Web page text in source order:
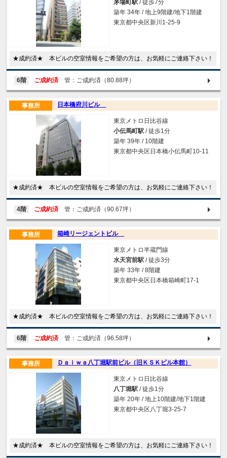
茅場町駅 / 徒歩7分
築年 34年 / 地上9階建/地下1階建
東京都中央区新川1-25-9
★成約済★ 本ビルの空室情報をご希望の方は、お気軽にご連絡下さい！
6階 ご成約済 管：ご成約済（80.88坪）
日本橋府川ビル
事務所
東京メトロ日比谷線
小伝馬町駅 / 徒歩1分
築年 39年 / 10階建
東京都中央区日本橋小伝馬町10-11
★成約済★ 本ビルの空室情報をご希望の方は、お気軽にご連絡下さい！
4階 ご成約済 管：ご成約済（90.67坪）
箱崎リージェントビル
事務所
東京メトロ半蔵門線
水天宮前駅 / 徒歩3分
築年 33年 / 8階建
東京都中央区日本橋箱崎町17-1
★成約済★ 本ビルの空室情報をご希望の方は、お気軽にご連絡下さい！
6階 ご成約済 管：ご成約済（96.58坪）
Ｄａｉｗａ八丁堀駅前ビル（旧ＫＳＫビル本館）
事務所
東京メトロ日比谷線
八丁堀駅 / 徒歩1分
築年 20年 / 地上10階建/地下1階建
東京都中央区八丁堀3-25-7
★成約済★ 本ビルの空室情報をご希望の方は、お気軽にご連絡下さい！